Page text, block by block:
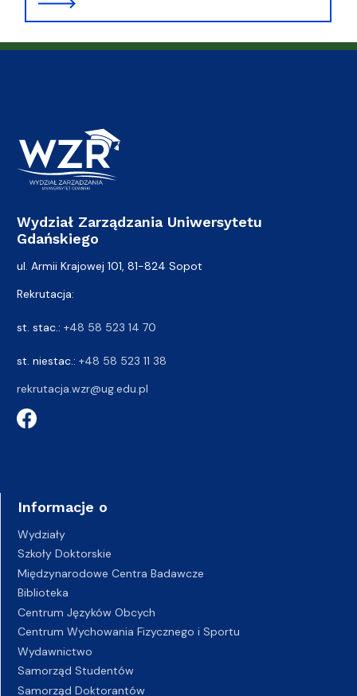
Wydział Zarządzania Uniwersytetu
Gdańskiego
ul. Armii Krajowej 101, 81-824 Sopot
Rekrutacja:
st. stac.: +48 58 523 14 70
st. niestac.: +48 58 523 11 38
rekrutacja.wzr@ug.edu.pl
Informacje o
Wydziały
Szkoły Doktorskie
Międzynarodowe Centra Badawcze
Biblioteka
Centrum Języków Obcych
Centrum Wychowania Fizycznego i Sportu
Wydawnictwo
Samorząd Studentów
Samorząd Doktorantów